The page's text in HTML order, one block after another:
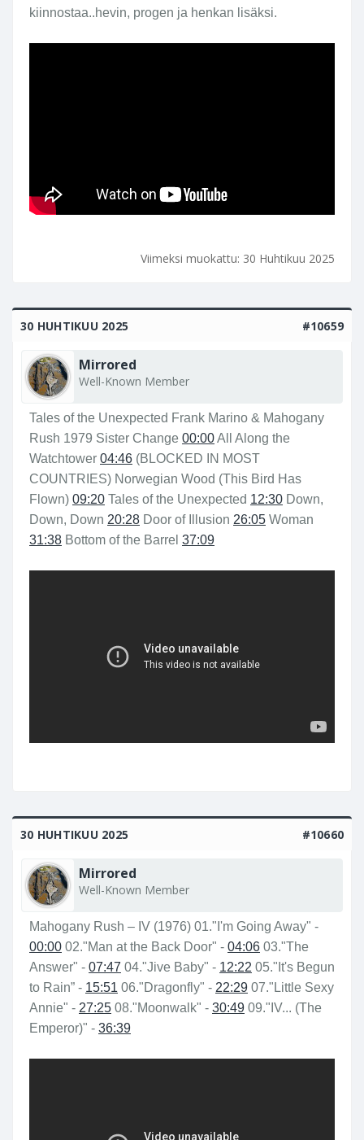
kiinnostaa..hevin, progen ja henkan lisäksi.
Viimeksi muokattu: 30 Huhtikuu 2025
30 HUHTIKUU 2025 #10659
Mirrored
Well-Known Member
Tales of the Unexpected Frank Marino & Mahogany
Rush 1979 Sister Change 00:00All Along the
Watchtower 04:46 (BLOCKED IN MOST
COUNTRIES) Norwegian Wood (This Bird Has
Flown) 09:20 Tales of the Unexpected 12:30 Down,
Down, Down 20:28 Door of Illusion 26:05 Woman
31:38 Bottom of the Barrel 37:09
30 HUHTIKUU 2025 #10660
Mirrored
Well-Known Member
Mahogany Rush – IV (1976) 01."I'm Going Away" -
00:00 02."Man at the Back Door" - 04:06 03."The
Answer" - 07:47 04."Jive Baby" - 12:22 05."It's Begun
to Rain” - 15:51 06."Dragonfly" - 22:29 07."Little Sexy
Annie" - 27:25 08."Moonwalk" - 30:49 09."IV... (The
Emperor)" - 36:39